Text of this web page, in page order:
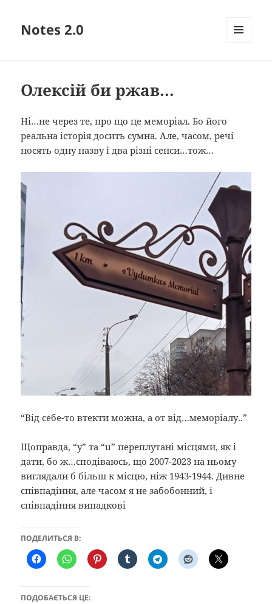
Notes 2.0
Олексій би ржав…
Ні…не через те, про що це меморіал. Бо його
реальна історія досить сумна. Але, часом, речі
носять одну назву і два різні сенси…тож…
“Від себе-то втекти можна, а от від…меморіалу..”
Щоправда, “y” та “u” переплутані місцями, як і
дати, бо ж…сподіваюсь, що 2007-2023 на ньому
виглядали б більш к місцю, ніж 1943-1944. Дивне
співпадіння, але часом я не забобонний, і
співпадіння випадкові
ПОДЕЛИТЬСЯ В:
ПОДОБАЄТЬСЯ ЦЕ: